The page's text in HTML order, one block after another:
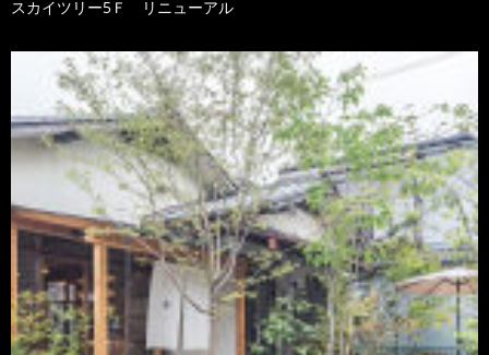
スカイツリー5Ｆ リニューアル